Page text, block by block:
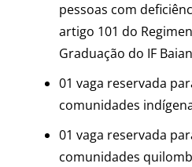
pessoas com
artigo 101 do
Graduação do IF
01 vaga reservada
comunidades
01 vaga reservada
comunidades